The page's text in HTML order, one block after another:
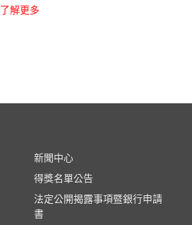
了解更多
新聞中心
得獎名單公告
法定公開揭露事項暨銀行申請
書